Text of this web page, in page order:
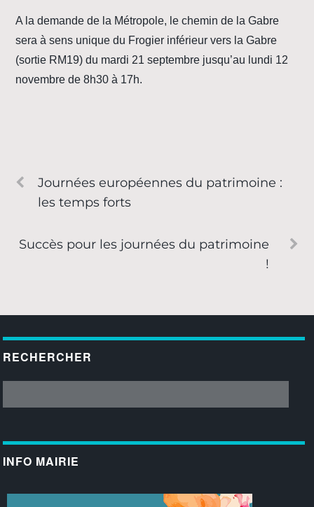
A la demande de la Métropole, le chemin de la Gabre
sera à sens unique du Frogier inférieur vers la Gabre
(sortie RM19) du mardi 21 septembre jusqu’au lundi 12
novembre de 8h30 à 17h.
Journées européennes du patrimoine :
les temps forts
Succès pour les journées du patrimoine
!
RECHERCHER
INFO MAIRIE